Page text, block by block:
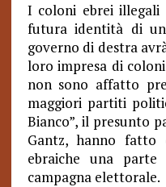
I coloni ebrei illegali
futura identità di
governo di destra
loro impresa di
non sono affatto
maggiori partiti
Bianco”, il presunto
Gantz, hanno fatto
ebraiche una
campagna elettorale.